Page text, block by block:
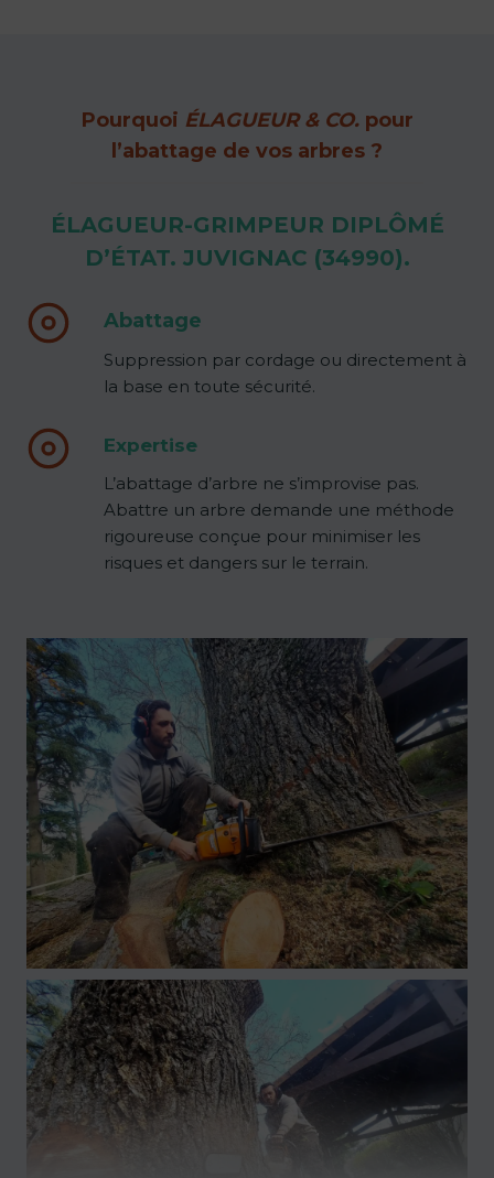
Pourquoi ÉLAGUEUR & CO.pour
l’abattage de vos arbres ?
ÉLAGUEUR-GRIMPEUR DIPLÔMÉ
D’ÉTAT. JUVIGNAC (34990).
Abattage
Suppression par cordage ou directement à
la base en toute sécurité.
Expertise
L’abattage d’arbre ne s’improvise pas.
Abattre un arbre demande une méthode
rigoureuse conçue pour minimiser les
risques et dangers sur le terrain.
Content is collapsed. Activate the voir plus button to